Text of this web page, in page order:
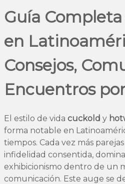
Guía
en
Consejos,
Encuentros
El estilo de vida cuckold y
forma notable en
tiempos. Cada vez más
infidelidad consentida,
exhibicionismo dentro de un
comunicación. Este auge se